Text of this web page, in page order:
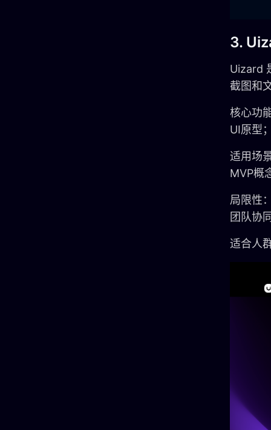
3.
Uizard
截图和
核心功
UI原型
适用场
MVP概
局限性
团队协
适合人